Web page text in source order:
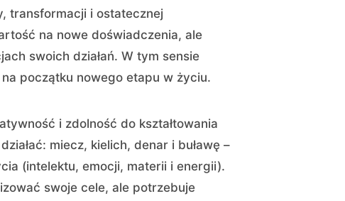
transformacji i ostatecznej
na nowe doświadczenia, ale
swoich działań. W tym sensie
początku nowego etapu w życiu.
i zdolność do kształtowania
miecz, kielich, denar i buławę –
(intelektu, emocji, materii i energii).
swoje cele, ale potrzebuje